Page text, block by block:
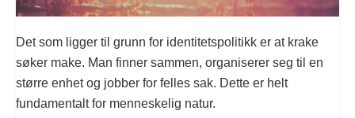
Det som ligger til grunn for identitetspolitikk er at krake
søker make. Man finner sammen, organiserer seg til en
større enhet og jobber for felles sak. Dette er helt
fundamentalt for menneskelig natur.